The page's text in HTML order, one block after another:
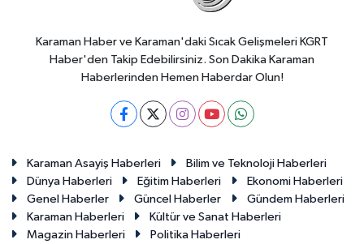
Karaman Haber ve Karaman'daki Sıcak Gelişmeleri KGRT
Haber'den Takip Edebilirsiniz. Son Dakika Karaman
Haberlerinden Hemen Haberdar Olun!
Karaman Asayiş Haberleri
Bilim ve Teknoloji Haberleri
Dünya Haberleri
Eğitim Haberleri
Ekonomi Haberleri
Genel Haberler
Güncel Haberler
Gündem Haberleri
Karaman Haberleri
Kültür ve Sanat Haberleri
Magazin Haberleri
Politika Haberleri